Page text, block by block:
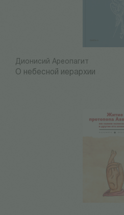
Дионисий Ареопагит
О небесной иерархии